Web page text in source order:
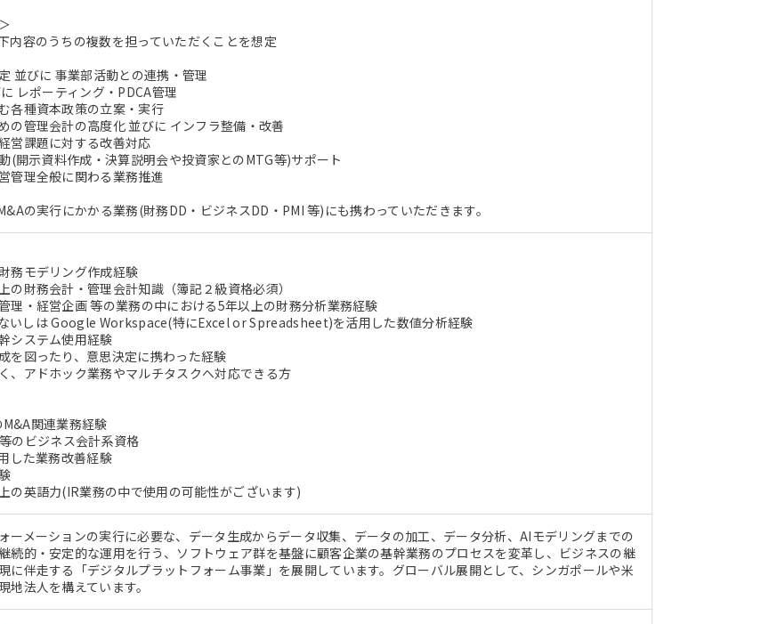
内容のうちの複数を担っていただくことを想定
並びに 事業部活動との連携・管理
レポーティング・PDCA管理
各種資本政策の立案・実行
の管理会計の高度化 並びに インフラ整備・改善
営課題に対する改善対応
(開示資料作成・決算説明会や投資家とのMTG等)サポート
管理全般に関わる業務推進
の実行にかかる業務(財務DD・ビジネスDD・PMI 等)にも携わっていただきます。
務モデリング作成経験
の財務会計・管理会計知識（簿記２級資格必須）
理・経営企画 等の業務の中における5年以上の財務分析業務経験
いしは Google Workspace(特にExcel or Spreadsheet)を活用した数値分析経験
システム使用経験
を図ったり、意思決定に携わった経験
、アドホック業務やマルチタスクへ対応できる方
M&A関連業務経験
のビジネス会計系資格
した業務改善経験
の英語力(IR業務の中で使用の可能性がございます)
ーメーションの実行に必要な、データ生成からデータ収集、データの加工、データ分析、AIモデリングまでの
続的・安定的な運用を行う、ソフトウェア群を基盤に顧客企業の基幹業務のプロセスを変革し、ビジネスの継
に伴走する「デジタルプラットフォーム事業」を展開しています。グローバル展開として、シンガポールや米
地法人を構えています。